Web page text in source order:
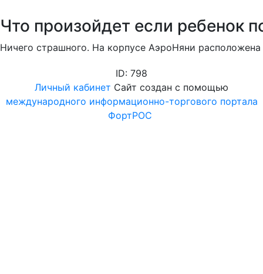
Что произойдет если ребенок
Ничего страшного. На корпусе АэроНяни расположена
ID: 798
Личный кабинет Сайт создан с помощью
международного информационно-торгового портала
ФортРОС